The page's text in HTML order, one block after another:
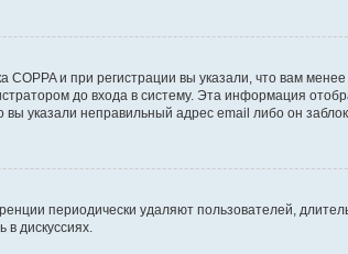
и при регистрации вы указали, что вам
до входа в систему. Эта информация
указали неправильный адрес email либо он
периодически удаляют пользователей,
дискуссиях.